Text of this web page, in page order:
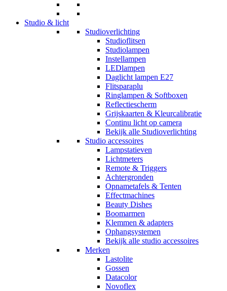
Studio & licht
Studioverlichting
Studioflitsen
Studiolampen
Instellampen
LEDlampen
Daglicht lampen E27
Flitsparaplu
Ringlampen & Softboxen
Reflectiescherm
Grijskaarten & Kleurcalibratie
Continu licht op camera
Bekijk alle Studioverlichting
Studio accessoires
Lampstatieven
Lichtmeters
Remote & Triggers
Achtergronden
Opnametafels & Tenten
Effectmachines
Beauty Dishes
Boomarmen
Klemmen & adapters
Ophangsystemen
Bekijk alle studio accessoires
Merken
Lastolite
Gossen
Datacolor
Novoflex